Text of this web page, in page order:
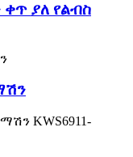
ያለ የልብስ